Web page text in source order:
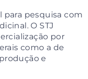
para pesquisa com
O STJ
por
como a de
e